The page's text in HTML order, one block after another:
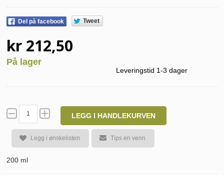
Del på facebook Tweet
kr 212,50
På lager
Leveringstid 1-3 dager
LEGG I HANDLEKURVEN
Legg i ønskelisten Tips en venn
200 ml